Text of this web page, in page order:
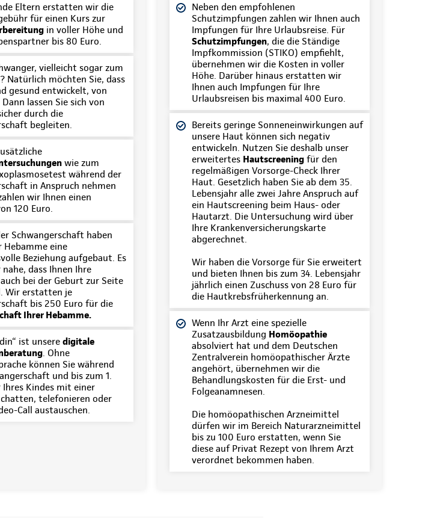
Eltern erstatten wir die
für einen Kurs zur
in voller Höhe und
bis 80 Euro.
vielleicht sogar zum
Natürlich möchten Sie, dass
gesund entwickelt, von
lassen Sie sich von
durch die
begleiten.
wie zum
während der
in Anspruch nehmen
wir Ihnen einen
120 Euro.
Schwangerschaft haben
Hebamme eine
Beziehung aufgebaut. Es
dass Ihnen Ihre
bei der Geburt zur Seite
Wir erstatten je
bis 250 Euro für die
Ihrer Hebamme.
ist unseredigitale
. Ohne
können Sie während
und bis zum 1.
Ihres Kindes mit einer
telefonieren oder
Call austauschen.
Neben den empfohlenen
Schutzimpfungen zahlen wir Ihnen auch
Impfungen für Ihre Urlaubsreise. Für
Schutzimpfungen, die die Ständige
Impfkommission (STIKO) empfiehlt,
übernehmen wir die Kosten in voller
Höhe. Darüber hinaus erstatten wir
Ihnen auch Impfungen für Ihre
Urlaubsreisen bis maximal 400 Euro.
Bereits geringe Sonneneinwirkungen auf
unsere Haut können sich negativ
entwickeln. Nutzen Sie deshalb unser
erweitertes Hautscreeningfür den
regelmäßigen Vorsorge-Check Ihrer
Haut. Gesetzlich haben Sie ab dem 35.
Lebensjahr alle zwei Jahre Anspruch auf
ein Hautscreening beim Haus- oder
Hautarzt. Die Untersuchung wird über
Ihre Krankenversicherungskarte
abgerechnet.
Wir haben die Vorsorge für Sie erweitert
und bieten Ihnen bis zum 34. Lebensjahr
jährlich einen Zuschuss von 28 Euro für
die Hautkrebsfrüherkennung an.
Wenn Ihr Arzt eine spezielle
Zusatzausbildung Homöopathie
absolviert hat und dem Deutschen
Zentralverein homöopathischer Ärzte
angehört, übernehmen wir die
Behandlungskosten für die Erst- und
Folgeanamnesen.
Die homöopathischen Arzneimittel
dürfen wir im Bereich Naturarzneimittel
bis zu 100 Euro erstatten, wenn Sie
diese auf Privat Rezept von Ihrem Arzt
verordnet bekommen haben.